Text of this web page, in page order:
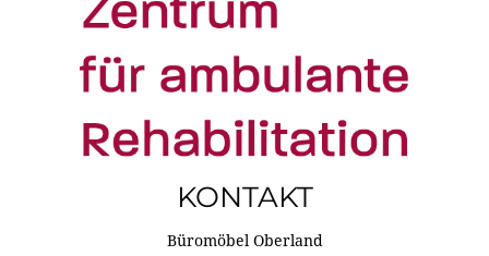
KONTAKT
Büromöbel Oberland